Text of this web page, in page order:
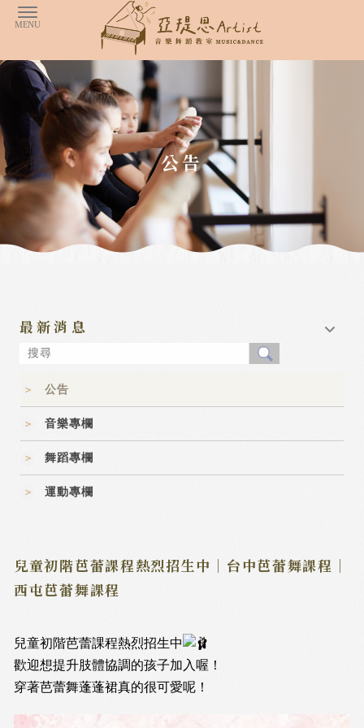
公告
最新消息
公告
音樂專欄
舞蹈專欄
運動專欄
兒童初階芭蕾課程熱烈招生中｜台中芭蕾舞課程｜
西屯芭蕾舞課程
兒童初階芭蕾課程熱烈招生中
歡迎想提升肢體協調的孩子加入喔！
穿著芭蕾舞蓬蓬裙真的很可愛呢！